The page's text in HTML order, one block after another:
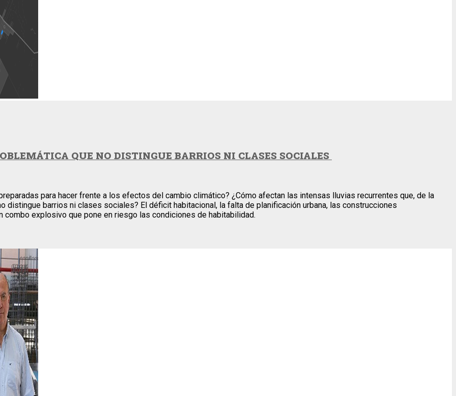
QUE NO DISTINGUE BARRIOS NI CLASES SOCIALES
para hacer frente a los efectos del cambio climático? ¿Cómo afectan las intensas lluvias recurrentes que, de la
distingue barrios ni clases sociales? El déficit habitacional, la falta de planificación urbana, las construcciones
combo explosivo que pone en riesgo las condiciones de habitabilidad.